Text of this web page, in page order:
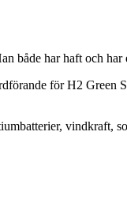
både har haft och
för H2
vindkraft,